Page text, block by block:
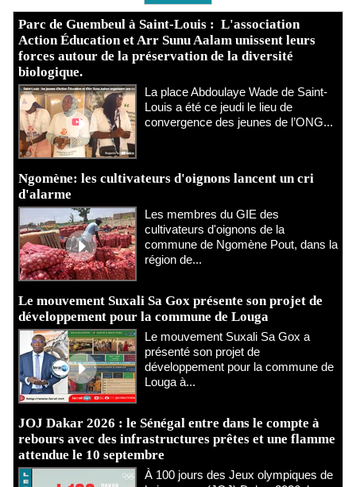
Parc de Guembeul à Saint-Louis : L'association
Action Éducation et Arr Sunu Aalam unissent leurs
forces autour de la préservation de la diversité
biologique.
​La place Abdoulaye Wade de Saint-
Louis a été ce jeudi le lieu de
convergence des jeunes de l’ONG...
Ngomène: les cultivateurs d'oignons lancent un cri
d'alarme
Les membres du GIE des
cultivateurs d'oignons de la
commune de Ngomène Pout, dans la
région de...
Le mouvement Suxali Sa Gox présente son projet de
développement pour la commune de Louga
Le mouvement Suxali Sa Gox a
présenté son projet de
développement pour la commune de
Louga à...
JOJ Dakar 2026 : le Sénégal entre dans le compte à
rebours avec des infrastructures prêtes et une flamme
attendue le 10 septembre
À 100 jours des Jeux olympiques de